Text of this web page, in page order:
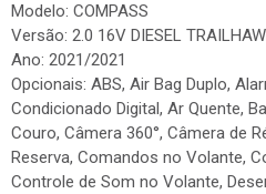
Modelo: COMPASS
Versão: 2.0 16V DIESEL
Ano: 2021/2021
Opcionais: ABS, Air Bag Duplo,
Condicionado Digital, Ar Quente,
Couro, Câmera 360°, Câmera de
Reserva, Comandos no Volante,
Controle de Som no Volante,